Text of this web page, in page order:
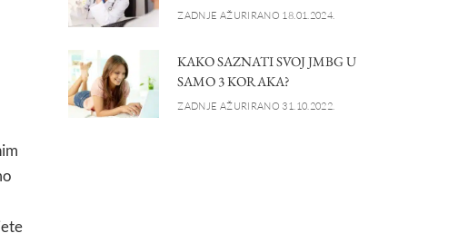
ZADNJE AŽURIRANO 18.01.2024.
KAKO SAZNATI SVOJ JMBG U
SAMO 3 KORAKA?
ZADNJE AŽURIRANO 31.10.2022.